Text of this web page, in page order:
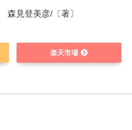
見登美彦/〔著〕
楽天市場